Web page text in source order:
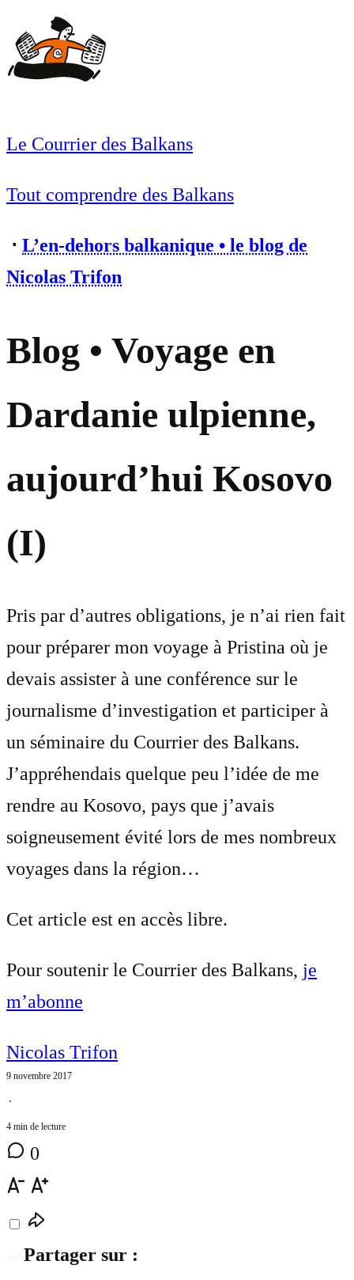
Le Courrier des Balkans
Tout comprendre des Balkans
⋅ L’en-dehors balkanique • le blog de
Nicolas Trifon
Blog • Voyage en
Dardanie ulpienne,
aujourd’hui Kosovo
(I)
Pris par d’autres obligations, je n’ai rien fait
pour préparer mon voyage à Pristina où je
devais assister à une conférence sur le
journalisme d’investigation et participer à
un séminaire du Courrier des Balkans.
J’appréhendais quelque peu l’idée de me
rendre au Kosovo, pays que j’avais
soigneusement évité lors de mes nombreux
voyages dans la région…
Cet article est en accès libre.
Pour soutenir le Courrier des Balkans, je
m’abonne
Nicolas Trifon
9 novembre 2017
⋅
4 min de lecture
0
Partager sur :